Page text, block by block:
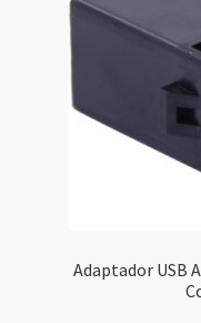
Adaptador USB